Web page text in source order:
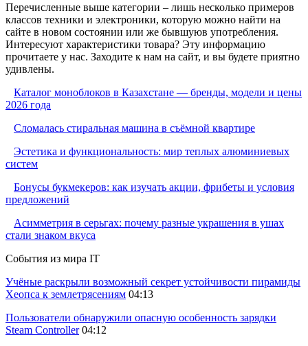
Перечисленные выше категории – лишь несколько примеров
классов техники и электроники, которую можно найти на
сайте в новом состоянии или же бывшуюв употребления.
Интересуют характеристики товара? Эту информацию
прочитаете у нас. Заходите к нам на сайт, и вы будете приятно
удивлены.
Каталог моноблоков в Казахстане — бренды, модели и цены
2026 года
Сломалась стиральная машина в съёмной квартире
Эстетика и функциональность: мир теплых алюминиевых
систем
Бонусы букмекеров: как изучать акции, фрибеты и условия
предложений
Асимметрия в серьгах: почему разные украшения в ушах
стали знаком вкуса
События из мира IT
Учёные раскрыли возможный секрет устойчивости пирамиды
Хеопса к землетрясениям 04:13
Пользователи обнаружили опасную особенность зарядки
Steam Controller 04:12